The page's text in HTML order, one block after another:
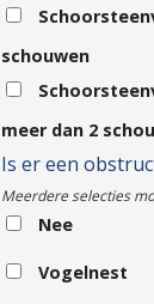
schouwen
meer dan 2
Is er een
Meerdere selecties
Nee
Vogelnest